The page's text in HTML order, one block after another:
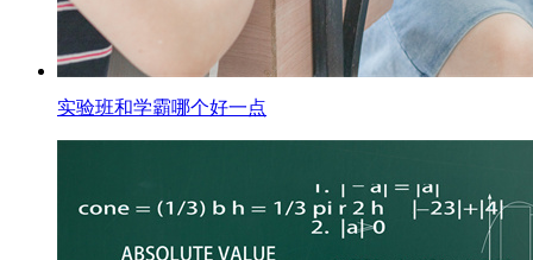
实验班和学霸哪个好一点